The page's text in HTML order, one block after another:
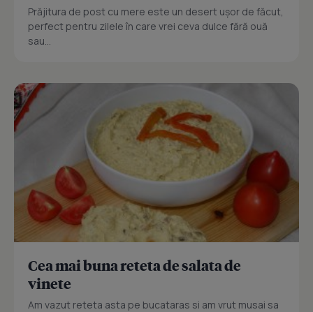
Prăjitura de post cu mere este un desert ușor de făcut,
perfect pentru zilele în care vrei ceva dulce fără ouă
sau...
Cea mai buna reteta de salata de
vinete
Am vazut reteta asta pe bucataras si am vrut musai sa